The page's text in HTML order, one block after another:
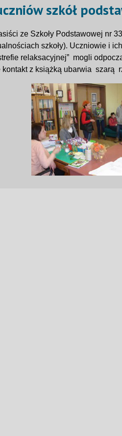
szkół
ze Szkoły Podstawowej nr
szkoły). Uczniowie i
relaksacyjnej” mogli
kontakt z książką ubarwia szarą